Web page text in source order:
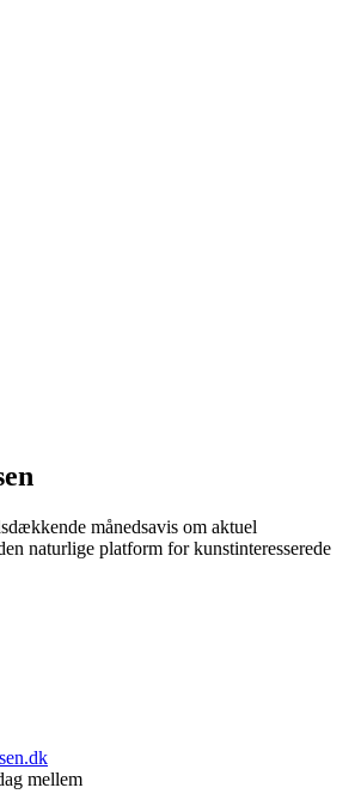
månedsavis om aktuel
naturlige platform for kunstinteresserede
mellem